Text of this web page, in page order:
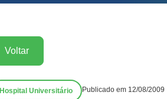
Voltar
Hospital Universitário Publicado em 12/08/2009